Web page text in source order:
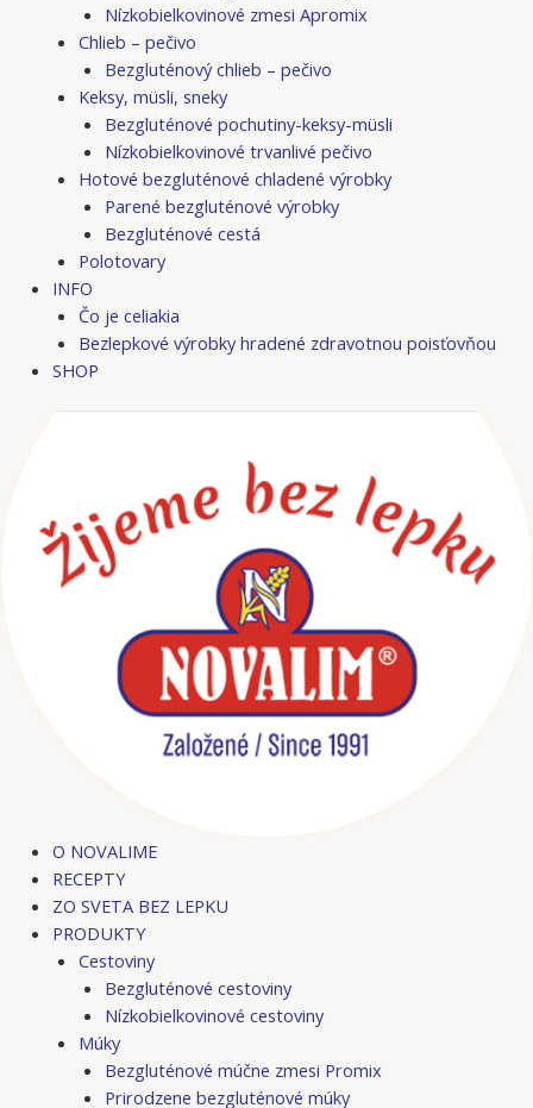
Nízkobielkovinové zmesi Apromix
Chlieb – pečivo
Bezgluténový chlieb – pečivo
Keksy, müsli, sneky
Bezgluténové pochutiny-keksy-müsli
Nízkobielkovinové trvanlivé pečivo
Hotové bezgluténové chladené výrobky
Parené bezgluténové výrobky
Bezgluténové cestá
Polotovary
INFO
Čo je celiakia
Bezlepkové výrobky hradené zdravotnou poisťovňou
SHOP
O NOVALIME
RECEPTY
ZO SVETA BEZ LEPKU
PRODUKTY
Cestoviny
Bezgluténové cestoviny
Nízkobielkovinové cestoviny
Múky
Bezgluténové múčne zmesi Promix
Prirodzene bezgluténové múky